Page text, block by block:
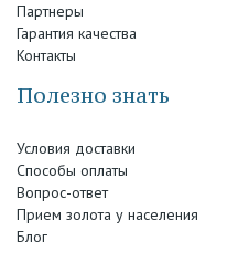
Партнеры
Гарантия качества
Контакты
Полезно знать
Условия доставки
Способы оплаты
Вопрос-ответ
Прием золота у населения
Блог